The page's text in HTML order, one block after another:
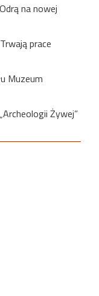
na nowej
prace
Muzeum
Żywej”